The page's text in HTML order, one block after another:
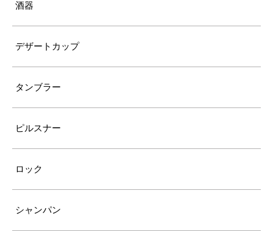
酒器
デザートカップ
タンブラー
ピルスナー
ロック
シャンパン